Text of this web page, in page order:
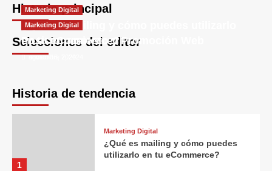
Historia principal
noviembre 7, 2024
agosto 18, 2024
julio 4, 2024
junio 3, 2024
mayo 5, 2024
Selecciones del editor
Marketing Digital
¿Qué es mailing y cómo puedes utilizarlo
en tu eCommerce?
Marketing Digital
Posicionamiento y Promoción Web
Historia de tendencia
1
Marketing Digital
¿Qué es mailing y cómo puedes
utilizarlo en tu eCommerce?